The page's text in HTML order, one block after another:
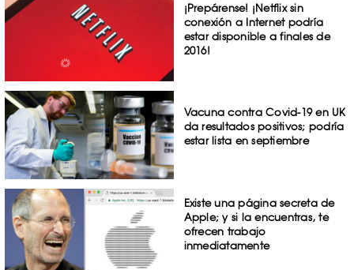
¡Prepárense! ¡Netflix sin
conexión a Internet podría
estar disponible a finales de
2016!
Vacuna contra Covid-19 en UK
da resultados positivos; podría
estar lista en septiembre
Existe una página secreta de
Apple; y si la encuentras, te
ofrecen trabajo
inmediatamente